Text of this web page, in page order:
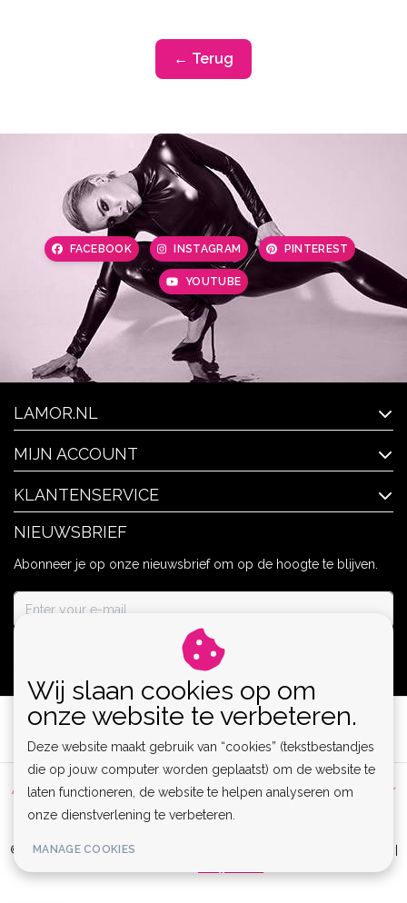
← Terug
FACEBOOK INSTAGRAM PINTEREST
YOUTUBE
LAMOR.NL
MIJN ACCOUNT
KLANTENSERVICE
NIEUWSBRIEF
Abonneer je op onze nieuwsbrief om op de hoogte te blijven.
Algemene voorwaarden | Privacy Policy | Sitemap |
Disclaimer
RSS Feed
© Copyright 2026 - Lamor | Clubwear, Lingerie & Kinky Fashion XS-6XL |
Wij slaan cookies op om
onze website te verbeteren.
Deze website maakt gebruik van “cookies” (tekstbestandjes
die op jouw computer worden geplaatst) om de website te
laten functioneren, de website te helpen analyseren om
onze dienstverlening te verbeteren.
MANAGE COOKIES